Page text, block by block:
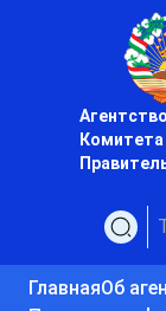
ГлавнаяОб